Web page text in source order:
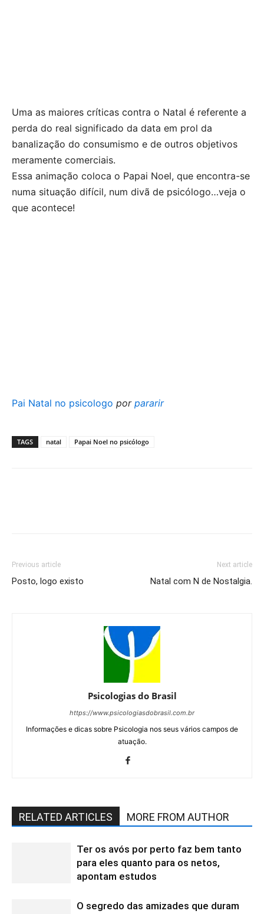
Uma as maiores críticas contra o Natal é referente a
perda do real significado da data em prol da
banalização do consumismo e de outros objetivos
meramente comerciais.
Essa animação coloca o Papai Noel, que encontra-se
numa situação difícil, num divã de psicólogo…veja o
que acontece!
Pai Natal no psicologo por pararir
TAGS natal Papai Noel no psicólogo
Previous article
Posto, logo existo
Next article
Natal com N de Nostalgia.
Psicologias do Brasil
https://www.psicologiasdobrasil.com.br
Informações e dicas sobre Psicologia nos seus vários campos de
atuação.
RELATED ARTICLES MORE FROM AUTHOR
Ter os avós por perto faz bem tanto
para eles quanto para os netos,
apontam estudos
O segredo das amizades que duram